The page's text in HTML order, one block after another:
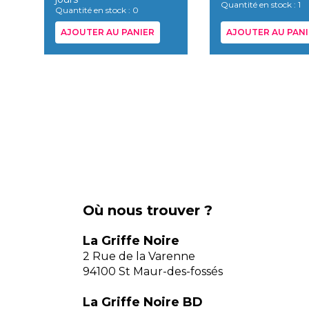
Quantité en stock : 0
AJOUTER AU PANIER
Quantité en stock : 1
AJOUTER AU
Où nous trouver ?
La Griffe Noire
2 Rue de la Varenne
94100 St Maur-des-fossés
La Griffe Noire BD